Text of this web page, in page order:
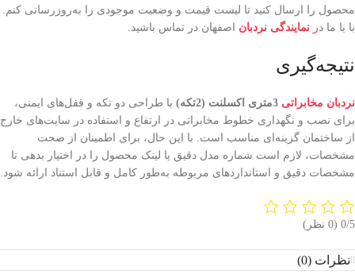
محصول را ارسال کنید تا لیست قیمت و وضعیت موجودی را به‌روزرسانی کنم.
با با ما در نمایندگی نردبان اصفهان در تماس باشید.
نتیجه‌گیری
نردبان مخابراتی
با طراحی دو تکه و قفل‌های ایمنی،
برای نصب و نگهداری خطوط مخابراتی در ارتفاع و استفاده در سایت‌های خارج
از ساختمان گزینه‌ای مناسب است. با این حال، برای اطمینان از صحت
مشخصات، لازم است شماره مدل دقیق یا لینک محصول را در اختیار بدهی تا
مشخصات دقیق و استانداردهای مربوطه به‌طور کامل و قابل استناد ارائه شود.
‫0/5 ‫(0 نظر)
نظرات (0)